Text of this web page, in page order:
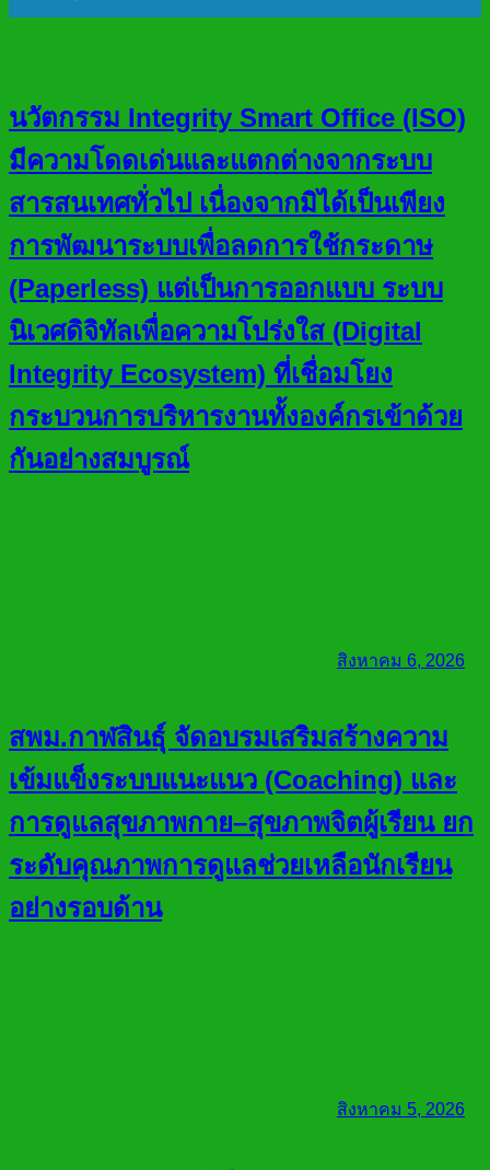
นวัตกรรม Integrity Smart Office (ISO)
มีความโดดเด่นและแตกต่างจากระบบ
สารสนเทศทั่วไป เนื่องจากมิได้เป็นเพียง
การพัฒนาระบบเพื่อลดการใช้กระดาษ
(Paperless) แต่เป็นการออกแบบ ระบบ
นิเวศดิจิทัลเพื่อความโปร่งใส (Digital
Integrity Ecosystem) ที่เชื่อมโยง
กระบวนการบริหารงานทั้งองค์กรเข้าด้วย
กันอย่างสมบูรณ์
สิงหาคม 6, 2026
สพม.กาฬสินธุ์ จัดอบรมเสริมสร้างความ
เข้มแข็งระบบแนะแนว (Coaching) และ
การดูแลสุขภาพกาย–สุขภาพจิตผู้เรียน ยก
ระดับคุณภาพการดูแลช่วยเหลือนักเรียน
อย่างรอบด้าน
สิงหาคม 5, 2026